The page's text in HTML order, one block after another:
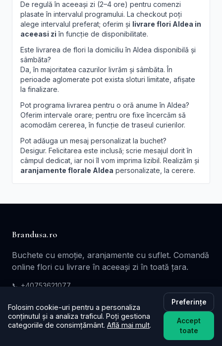
De regulă în aceeași zi (2–4 ore) pentru comenzi
plasate în intervalul programului. La checkout poți
alege intervalul preferat; oferim și livrare flori Aldea in
aceeasi zi în funcție de disponibilitate.
Este livrarea de flori la domiciliu în Aldea disponibilă și
sâmbăta?
Da, în majoritatea cazurilor livrăm și sâmbăta. În
perioade aglomerate pot exista sloturi limitate, afișate
la finalizare.
Pot programa livrarea pentru o oră anume în Aldea?
Oferim intervale orare; pentru ore fixe încercăm să
acomodăm cererea, în funcție de traseul curierilor.
Pot adăuga un mesaj personalizat la buchet?
Desigur. Felicitarea este inclusă; scrie mesajul dorit în
câmpul dedicat, iar noi îl vom imprima lizibil. Realizăm și
aranjamente florale Aldea personalizate, la cerere.
Brandusa.ro
Buchete cu emoție, aranjamente cu suflet. Comandă
online flori cu livrare în aceeași zi în toată țara.
📞+40753621077
Servicii
Folosim cookie-uri pentru a personaliza
conținutul și a analiza traficul. Poți gestiona
categoriile de consimțământ. Află mai mult.
Preferințe
Accept
toate